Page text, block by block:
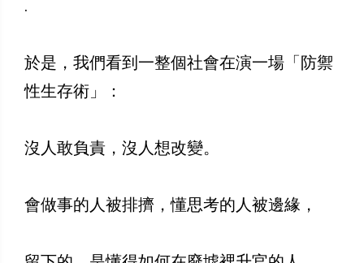
.
於是，我們看到一整個社會在演一場「防禦
性生存術」：
沒人敢負責，沒人想改變。
會做事的人被排擠，懂思考的人被邊緣，